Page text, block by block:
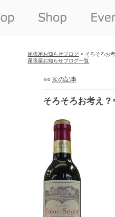
尾張屋お知らせブログ > そろそろお
尾張屋お知らせブログ一覧
«« 次の記事
そろそろお考え